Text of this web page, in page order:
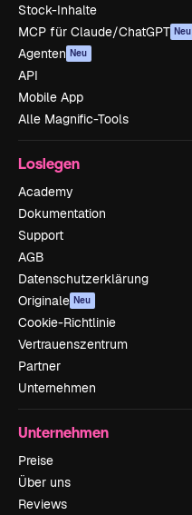
Stock-Inhalte
MCP für Claude/ChatGPT Neu
Agenten Neu
API
Mobile App
Alle Magnific-Tools
Loslegen
Academy
Dokumentation
Support
AGB
Datenschutzerklärung
Originale Neu
Cookie-Richtlinie
Vertrauenszentrum
Partner
Unternehmen
Unternehmen
Preise
Über uns
Reviews